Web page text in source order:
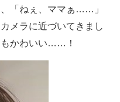
「ねぇ、ママぁ……」
メラに近づいてきまし
もかわいい……！